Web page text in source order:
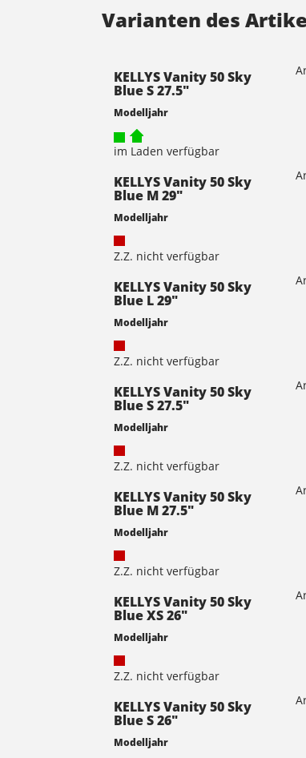
Varianten des
KELLYS Vanity 50 Sky
Blue S 27.5"
Modelljahr
im Laden verfügbar
KELLYS Vanity 50 Sky
Blue M 29"
Modelljahr
Z.Z. nicht verfügbar
KELLYS Vanity 50 Sky
Blue L 29"
Modelljahr
Z.Z. nicht verfügbar
KELLYS Vanity 50 Sky
Blue S 27.5"
Modelljahr
Z.Z. nicht verfügbar
KELLYS Vanity 50 Sky
Blue M 27.5"
Modelljahr
Z.Z. nicht verfügbar
KELLYS Vanity 50 Sky
Blue XS 26"
Modelljahr
Z.Z. nicht verfügbar
KELLYS Vanity 50 Sky
Blue S 26"
Modelljahr